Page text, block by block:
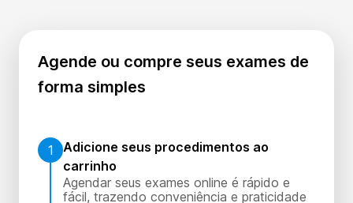
Agende ou compre seus exames de
forma simples
1
Adicione seus procedimentos ao
carrinho
Agendar seus exames online é rápido e
fácil, trazendo conveniência e praticidade